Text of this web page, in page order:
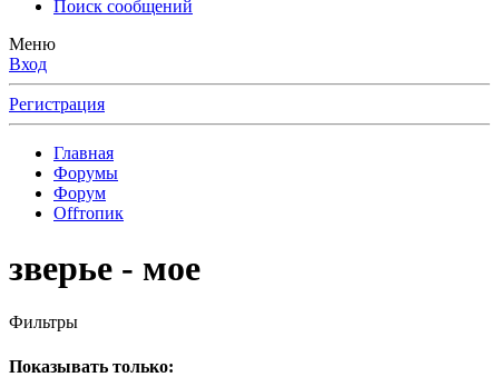
Поиск сообщений
Меню
Вход
Регистрация
Главная
Форумы
Форум
Offтопик
зверье - мое
Фильтры
Показывать только: